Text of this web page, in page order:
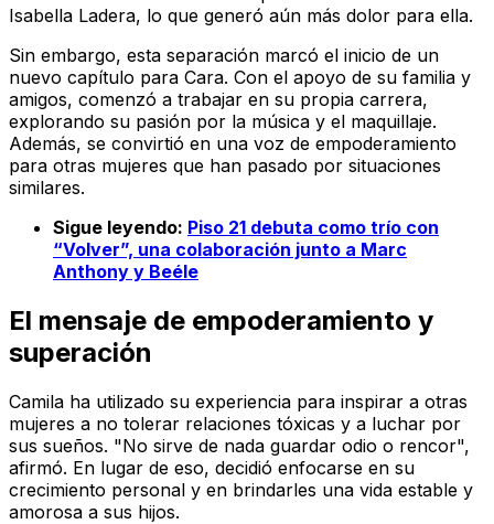
Isabella Ladera, lo que generó aún más dolor para ella.
Sin embargo, esta separación marcó el inicio de un
nuevo capítulo para Cara. Con el apoyo de su familia y
amigos, comenzó a trabajar en su propia carrera,
explorando su pasión por la música y el maquillaje.
Además, se convirtió en una voz de empoderamiento
para otras mujeres que han pasado por situaciones
similares.
Sigue leyendo: Piso 21 debuta como trío con
“Volver”, una colaboración junto a Marc
Anthony y Beéle
El mensaje de empoderamiento y
superación
Camila ha utilizado su experiencia para inspirar a otras
mujeres a no tolerar relaciones tóxicas y a luchar por
sus sueños. "No sirve de nada guardar odio o rencor",
afirmó. En lugar de eso, decidió enfocarse en su
crecimiento personal y en brindarles una vida estable y
amorosa a sus hijos.